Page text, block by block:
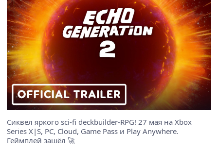
Сиквел яркого sci-fi deckbuilder-RPG! 27 мая на Xbox
Series X|S, PC, Cloud, Game Pass и Play Anywhere.
Геймплей зашёл 🚀